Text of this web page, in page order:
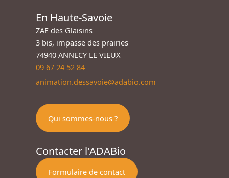
En Haute-Savoie
ZAE des Glaisins
3 bis, impasse des prairies
74940 ANNECY LE VIEUX
09 67 24 52 84
animation.dessavoie@adabio.com
Qui sommes-nous ?
Contacter l'ADABio
Formulaire de contact